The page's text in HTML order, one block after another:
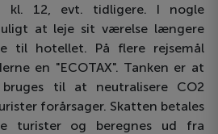
kl. 12, evt. tidligere. I nogle
at leje sit værelse længere
til hotellet. På flere rejsemål
en "ECOTAX". Tanken er at
til at neutralisere CO2
forårsager. Skatten betales
turister og beregnes ud fra